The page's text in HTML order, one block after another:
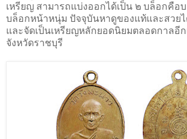
เหรียญ สามารถแบ่งออกได้เป็น ๒ บล็อกคือ
บล็อกหน้าหนุ่ม ปัจจุบันหาดูของแท้และสวย
และจัดเป็นเหรียญหลักยอดนิยมตลอดกาลอี
จังหวัดราชบุรี